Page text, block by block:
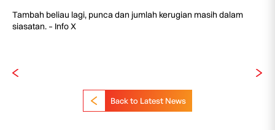
Tambah beliau lagi, punca dan jumlah kerugian masih dalam
siasatan. – Info X
Back to Latest News